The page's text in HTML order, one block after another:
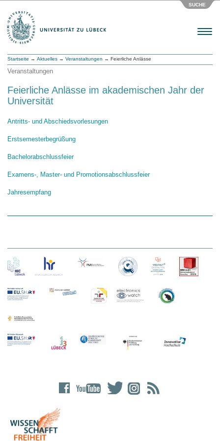
SUCHE
Menu
Startseite → Aktuelles → Veranstaltungen → Feierliche Anlässe
Veranstaltungen
Feierliche Anlässe im akademischen Jahr der
Universität
Antritts- und Abschiedsvorlesungen
Erstsemesterbegrüßung
Bachelorabschlussfeier
Examens-, Master- und Promotionsabschlussfeier
Jahresempfang